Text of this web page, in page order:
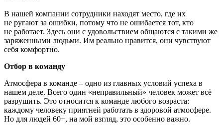
В нашей компании сотрудники находят место, где их
не ругают за ошибки, потому что не ошибается тот, кто
не работает. Здесь они с удовольствием общаются с такими же
заряженными людьми. Им реально нравится, они чувствуют
себя комфортно.
Отбор в команду
Атмосфера в команде – одно из главных условий успеха в
нашем деле. Всего один «неправильный» человек может всё
разрушить. Это относится к команде любого возраста:
каждому человеку приятней работать в здоровой атмосфере.
Но для людей 60+, на мой взгляд, это особенно важно.